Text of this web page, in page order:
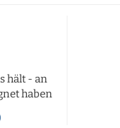
hält - an
haben